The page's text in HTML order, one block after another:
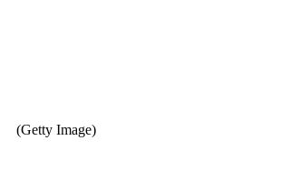
(Getty Image)